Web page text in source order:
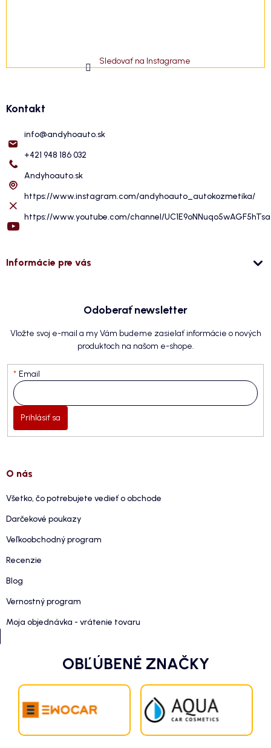
Sledovať na Instagrame
Kontakt
info@andyhoauto.sk
+421 948 186 032
Andyhoauto.sk
https://www.instagram.com/andyhoauto_autokozmetika/
https://www.youtube.com/channel/
Informácie pre vás
Odoberať newsletter
Vložte svoj e-mail a my Vám budeme zasielať informácie o nových
produktoch na našom e-shope.
Email
Prihlásiť sa
O nás
Všetko, čo potrebujete vedieť o obchode
Darčekové poukazy
Veľkoobchodný program
Recenzie
Blog
Vernostný program
Moja objednávka - vrátenie tovaru
OBĽÚBENÉ ZNAČKY